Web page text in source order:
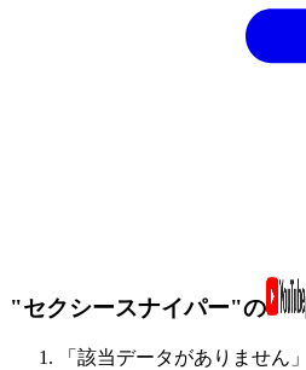
"セクシースナイパー"の
「該当データがありません」